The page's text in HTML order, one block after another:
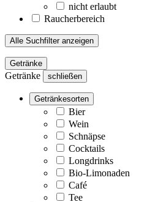
nicht erlaubt
Raucherbereich
Alle Suchfilter anzeigen
Getränke
Getränke schließen
Getränkesorten
Bier
Wein
Schnäpse
Cocktails
Longdrinks
Bio-Limonaden
Café
Tee